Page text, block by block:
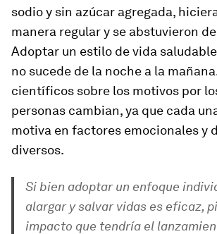
sodio y sin azúcar agregada,
manera regular y se abstuvieron
Adoptar un estilo de vida
no sucede de la noche a la
científicos sobre los motivos por
personas cambian, ya que cada
motiva en factores emocionales y
diversos.
Si bien adoptar un enfoque
alargar y salvar vidas es eficaz,
impacto que tendría el